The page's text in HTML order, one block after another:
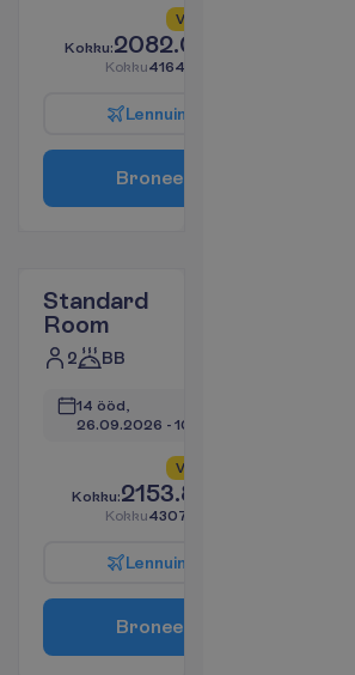
V
Kokku:2082.03
Kokku4164.06
Lennuin
Broneer
Standard
Room
2 BB
14 ööd,
26.09.2026 - 10.10.2026
V
Kokku:2153.89
Kokku4307.76
Lennuin
Broneer